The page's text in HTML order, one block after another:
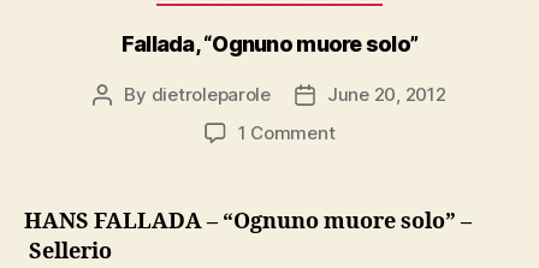
Fallada, “Ognuno muore solo”
Post
By dietroleparole
PostJune 20, 2012
1 Commenton
HANS FALLADA – “Ognuno muore solo” –
Sellerio